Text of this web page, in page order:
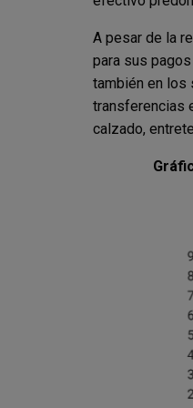
A pesar de la
para sus
también en los
transferencias
calzado,